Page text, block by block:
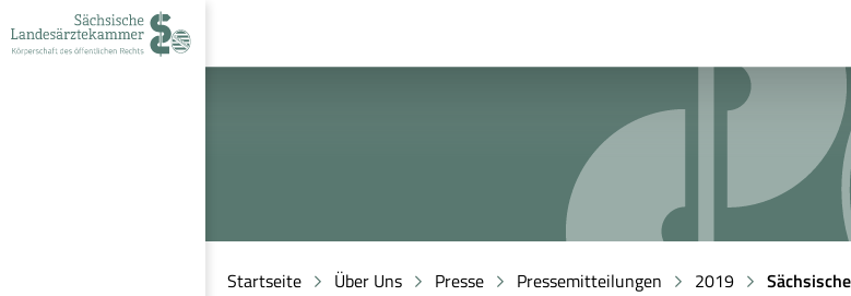
Navigation
Suche
Inhalt
Startseite Über Uns Presse Pressemitteilungen 2019